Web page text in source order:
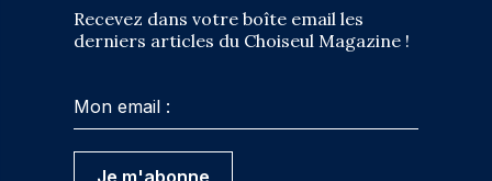
Recevez dans votre boîte email les
derniers articles du Choiseul Magazine !